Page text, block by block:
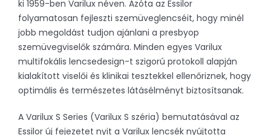
ki 1959-ben Varilux néven. Azóta az Essilor
folyamatosan fejleszti szemüveglencséit, hogy minél
jobb megoldást tudjon ajánlani a presbyop
szemüvegviselők számára. Minden egyes Varilux
multifokális lencsedesign-t szigorú protokoll alapján
kialakított viselői és klinikai tesztekkel ellenőriznek, hogy
optimális és természetes látásélményt biztosítsanak.
A Varilux S Series (Varilux S széria) bemutatásával az
Essilor új fejezetet nyit a Varilux lencsék nyújtotta